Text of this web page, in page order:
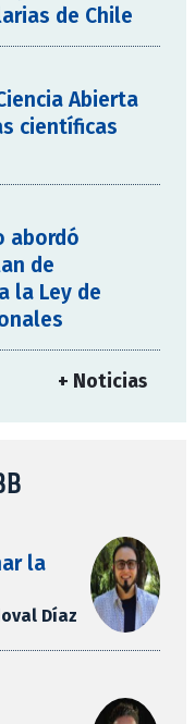
de Chile
Abierta
científicas
abordó
de
la Ley de
+ Noticias
la
Díaz